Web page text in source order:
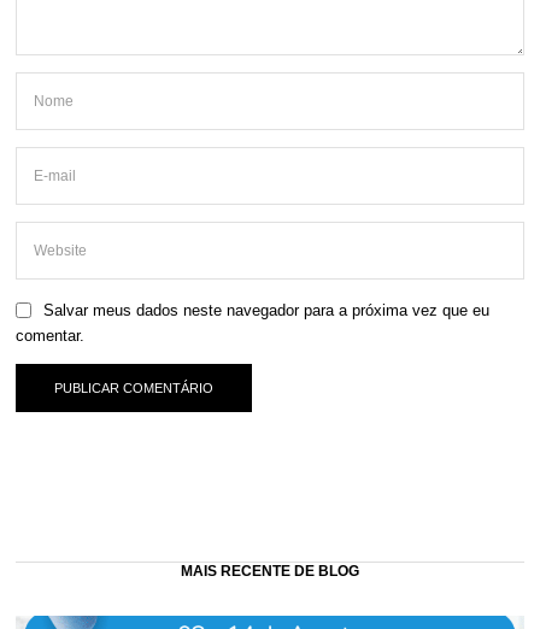
Salvar meus dados neste navegador para a próxima vez que eu
comentar.
MAIS RECENTE DE BLOG